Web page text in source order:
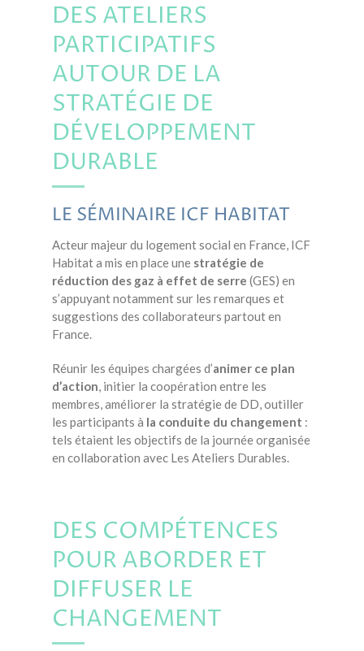
DES ATELIERS
PARTICIPATIFS
AUTOUR DE LA
STRATÉGIE DE
DÉVELOPPEMENT
DURABLE
LE SÉMINAIRE ICF HABITAT
Acteur majeur du logement social en France, ICF
Habitat a mis en place une stratégie de
réduction des gaz à effet de serre (GES) en
s’appuyant notamment sur les remarques et
suggestions des collaborateurs partout en
France.
Réunir les équipes chargées d’animer ce plan
d’action, initier la coopération entre les
membres, améliorer la stratégie de DD, outiller
les participants à la conduite du changement :
tels étaient les objectifs de la journée organisée
en collaboration avec Les Ateliers Durables.
DES COMPÉTENCES
POUR ABORDER ET
DIFFUSER LE
CHANGEMENT